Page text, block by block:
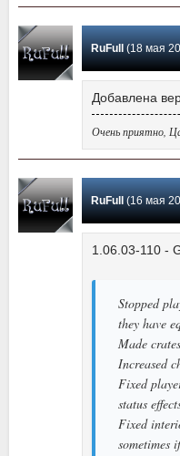
RuFull(18 мая
Добавлена
Очень приятно,
RuFull(16 мая
1.06.03-110 -
Stopped
they have
Made
Increased
Fixed
status
Fixed
sometimes